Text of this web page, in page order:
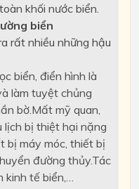
khối nước biển.
biển
rất nhiều những hậu
biển, điển hình là
làm tuyệt chủng
bờ.Mất mỹ quan,
lịch bị thiệt hại nặng
bị máy móc, thiết bị
đường thủy.Tác
kinh tế biển,…